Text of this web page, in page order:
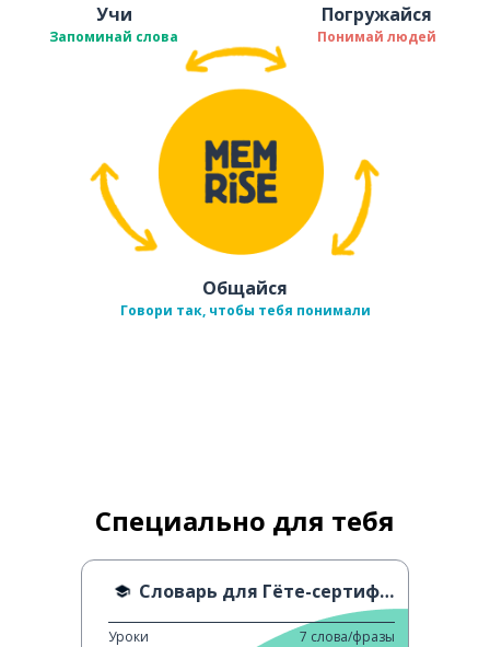
Учи
Запоминай слова
Погружайся
Понимай людей
Общайся
Говори так, чтобы тебя понимали
Специально для тебя
Словарь для Гёте-сертификата A1 - J
Уроки 7 слова/фразы